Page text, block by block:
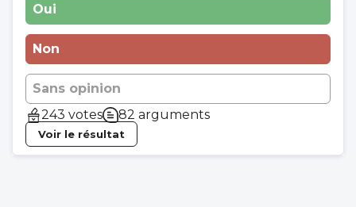
Oui
Non
Sans opinion
243 votes
82 arguments
Voir le résultat